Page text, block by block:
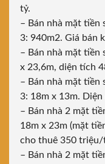
tỷ.
– Bán nhà mặt tiền
3: 940m2. Giá bán
– Bán nhà mặt tiền
x 23,6m, diện tích
– Bán nhà mặt tiền
3: 18m x 13m.
– Bán nhà 2 mặt
18m x 23m (mặt
cho thuê 350 triệu/
– Bán nhà 2 mặt